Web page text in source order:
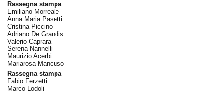
Rassegna stampa
Emiliano Morreale
Anna Maria Pasetti
Cristina Piccino
Adriano De Grandis
Valerio Caprara
Serena Nannelli
Maurizio Acerbi
Mariarosa Mancuso
Rassegna stampa
Fabio Ferzetti
Marco Lodoli